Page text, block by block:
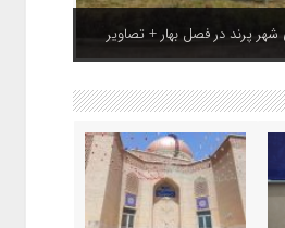
پرند در فصل بهار + تصاویر